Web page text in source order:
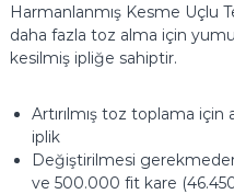
Harmanlanmış Kesme Uçlu
daha fazla toz alma için
kesilmiş ipliğe sahiptir.
Artırılmış toz toplama için
iplik
Değiştirilmesi
ve 500.000 fit kare